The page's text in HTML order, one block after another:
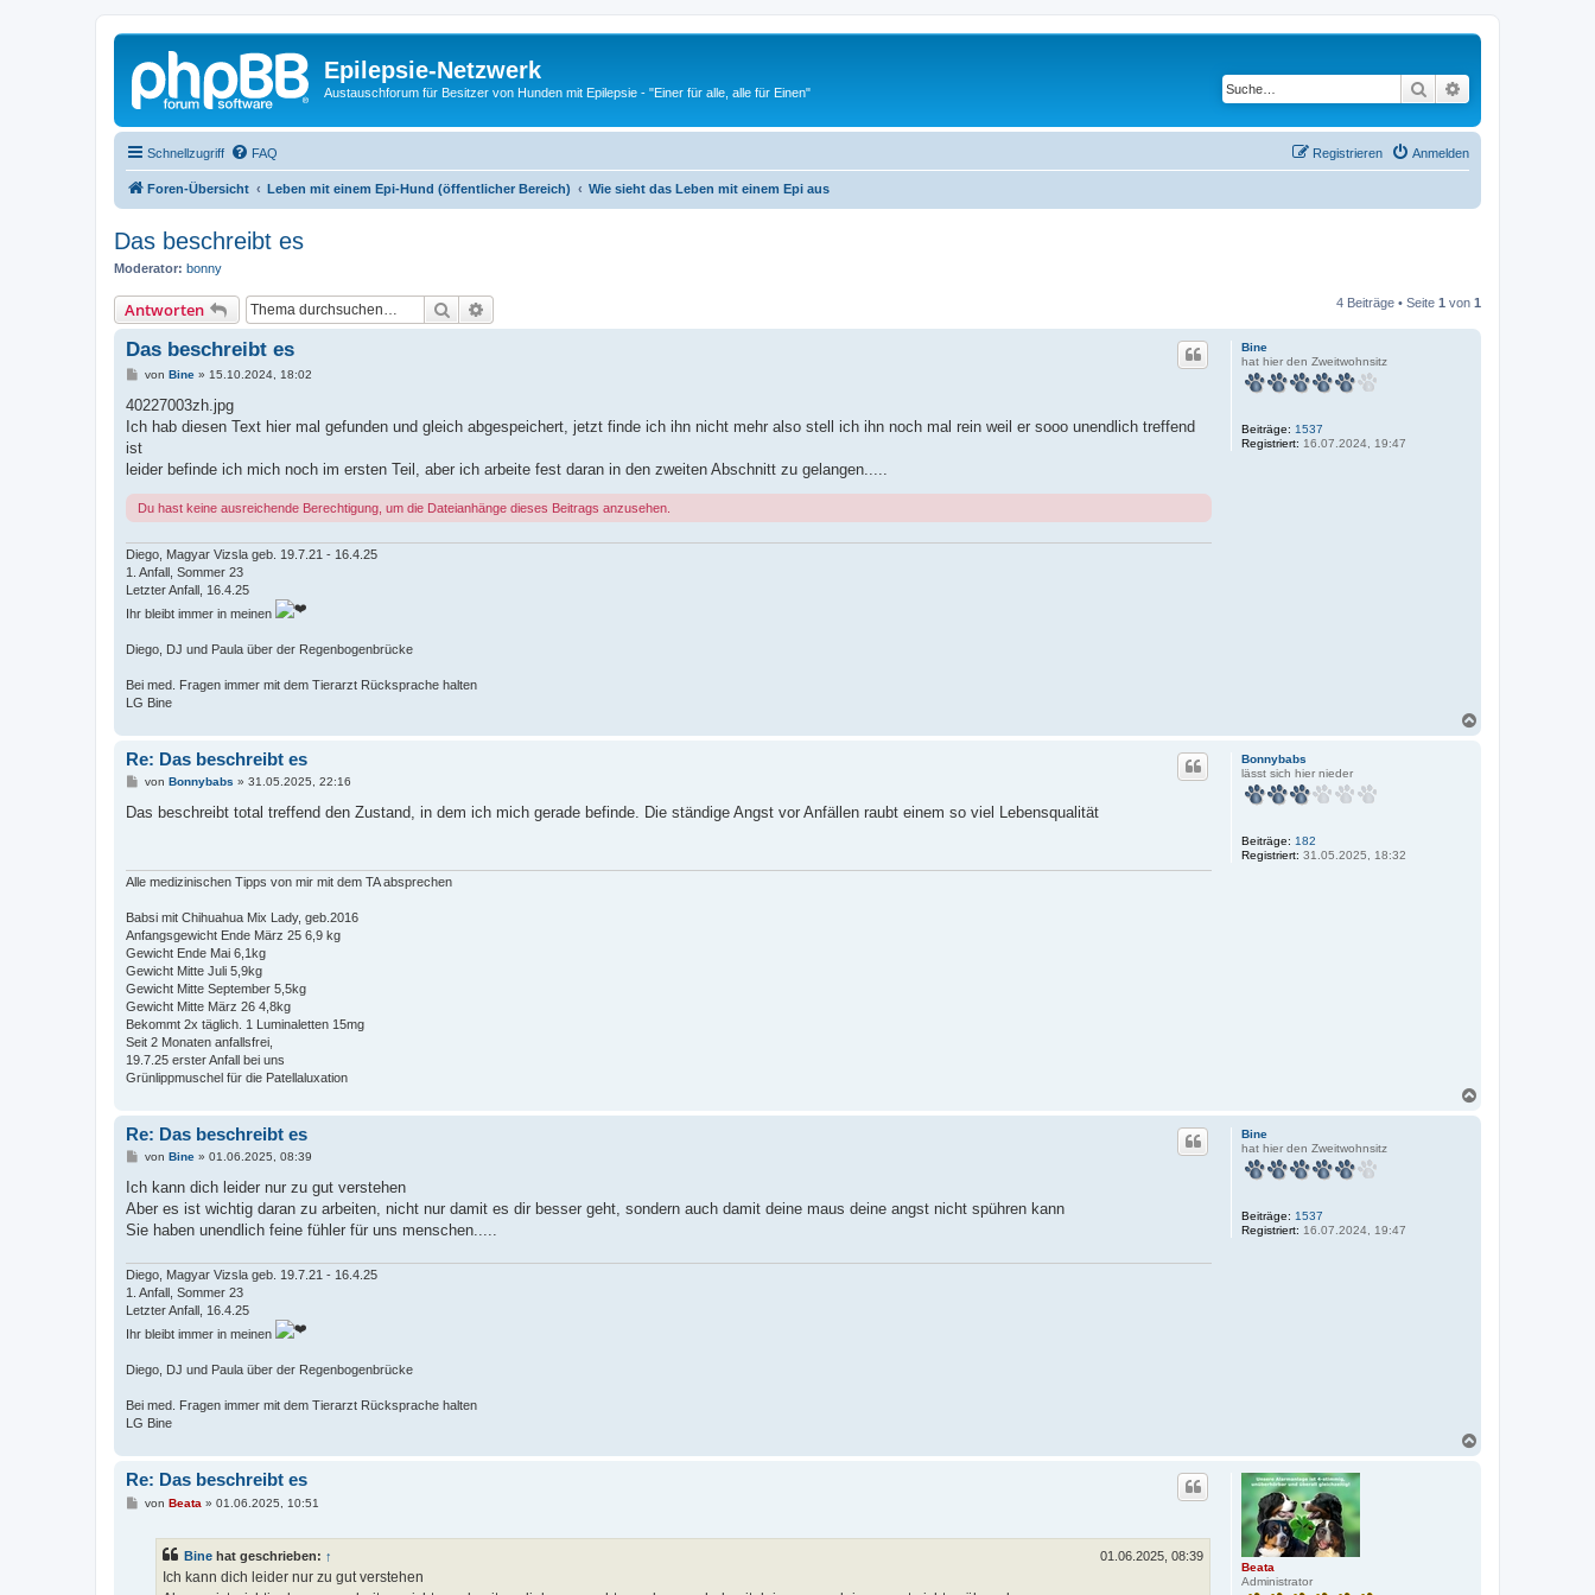
Epilepsie-Netzwerk
Austauschforum für Besitzer von Hunden mit Epilepsie - "Einer für alle, alle für Einen" Suche
Schnellzugriff FAQ Anmelden
Registrieren
Foren-Übersicht Leben mit einem Epi-Hund (öffentlicher Bereich) Wie sieht das Leben mit einem Epi aus
Das beschreibt es
Moderator: bonny
Antworten Suche 4 Beiträge • Seite 1 von 1
Bine
hat hier den Zweitwohnsitz
Beiträge: 1537
Registriert: 16.07.2024, 19:47
Das beschreibt es
B
i
r
a
von Bine» 15.10.2024, 18:02
40227003zh.jpg
Ich hab diesen Text hier mal gefunden und gleich abgespeichert, jetzt finde ich ihn nicht mehr also stell ich ihn noch mal rein weil er sooo unendlich treffend
ist
leider befinde ich mich noch im ersten Teil, aber ich arbeite fest daran in den zweiten Abschnitt zu gelangen.....
Du hast keine ausreichende Berechtigung, um die Dateianhänge dieses Beitrags anzusehen.
Diego, Magyar Vizsla geb. 19.7.21 - 16.4.25
1. Anfall, Sommer 23
Letzter Anfall, 16.4.25
Ihr bleibt immer in meinen
Diego, DJ und Paula über der Regenbogenbrücke
Bei med. Fragen immer mit dem Tierarzt Rücksprache halten
LG Bine
Bonnybabs
lässt sich hier nieder
Beiträge: 182
Registriert: 31.05.2025, 18:32
Re: Das beschreibt es
B
i
von Bonnybabs » 31.05.2025, 22:16
Das beschreibt total treffend den Zustand, in dem ich mich gerade befinde. Die ständige Angst vor Anfällen raubt einem so viel Lebensqualität
Alle medizinischen Tipps von mir mit dem TA absprechen
Babsi mit Chihuahua Mix Lady, geb.2016
Anfangsgewicht Ende März 25 6,9 kg
Gewicht Ende Mai 6,1kg
Gewicht Mitte Juli 5,9kg
Gewicht Mitte September 5,5kg
Gewicht Mitte März 26 4,8kg
Bekommt 2x täglich. 1 Luminaletten 15mg
Seit 2 Monaten anfallsfrei,
19.7.25 erster Anfall bei uns
Grünlippmuschel für die Patellaluxation
Bine
hat hier den Zweitwohnsitz
Beiträge: 1537
Registriert: 16.07.2024, 19:47
Re: Das beschreibt es
B
i
r
a
von Bine» 01.06.2025, 08:39
Ich kann dich leider nur zu gut verstehen
Aber es ist wichtig daran zu arbeiten, nicht nur damit es dir besser geht, sondern auch damit deine maus deine angst nicht spühren kann
Sie haben unendlich feine fühler für uns menschen.....
Diego, Magyar Vizsla geb. 19.7.21 - 16.4.25
1. Anfall, Sommer 23
Letzter Anfall, 16.4.25
Ihr bleibt immer in meinen
Diego, DJ und Paula über der Regenbogenbrücke
Bei med. Fragen immer mit dem Tierarzt Rücksprache halten
LG Bine
Beata
Administrator
Re: Das beschreibt es
Bvon Beata » 01.06.2025, 10:51
Bine hat geschrieben: ↑ 01.06.2025, 08:39
Ich kann dich leider nur zu gut verstehen